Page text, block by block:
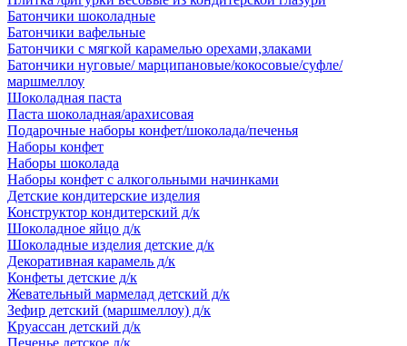
Батончики шоколадные
Батончики вафельные
Батончики с мягкой карамелью орехами,злаками
Батончики нуговые/ марципановые/кокосовые/суфле/
маршмеллоу
Шоколадная паста
Паста шоколадная/арахисовая
Подарочные наборы конфет/шоколада/печенья
Наборы конфет
Наборы шоколада
Наборы конфет с алкогольными начинками
Детские кондитерские изделия
Конструктор кондитерский д/к
Шоколадное яйцо д/к
Шоколадные изделия детские д/к
Декоративная карамель д/к
Конфеты детские д/к
Жевательный мармелад детский д/к
Зефир детский (маршмеллоу) д/к
Круассан детский д/к
Печенье детское д/к